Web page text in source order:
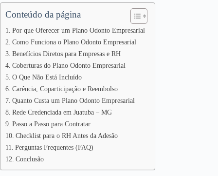
Conteúdo da página
Por que Oferecer um Plano Odonto Empresarial
Como Funciona o Plano Odonto Empresarial
Benefícios Diretos para Empresas e RH
Coberturas do Plano Odonto Empresarial
O Que Não Está Incluído
Carência, Coparticipação e Reembolso
Quanto Custa um Plano Odonto Empresarial
Rede Credenciada em Juatuba – MG
Passo a Passo para Contratar
Checklist para o RH Antes da Adesão
Perguntas Frequentes (FAQ)
Conclusão